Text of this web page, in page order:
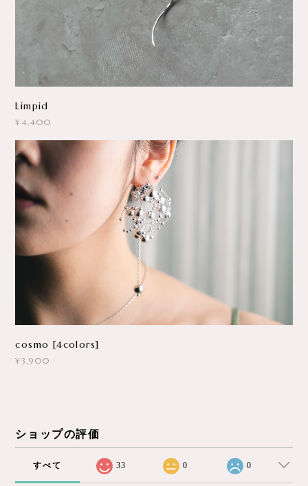
Limpid
¥4,400
cosmo [4colors]
¥3,900
ショップの評価
すべて 33 0 0